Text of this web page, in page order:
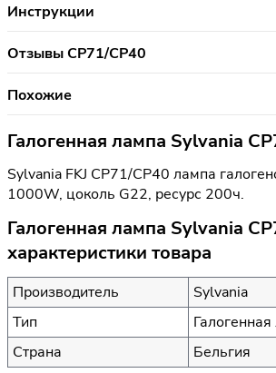
Инструкции
Отзывы CP71/CP40
Похожие
Галогенная лампа Sylvania
Sylvania FKJ CP71/CP40 лампа
1000W, цоколь G22, ресурс 200ч.
Галогенная лампа Sylvania
характеристики товара
Производитель
Sylvania
Тип
Страна
Бельгия